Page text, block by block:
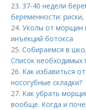
23. 37-40 недели
беременности:
24.Уколы от морщин
инъекций ботокса
25.Собираемся в
Список необходимых
26. Как избавиться
носогубные складки?
27. Как убрать
вообще. Когда и